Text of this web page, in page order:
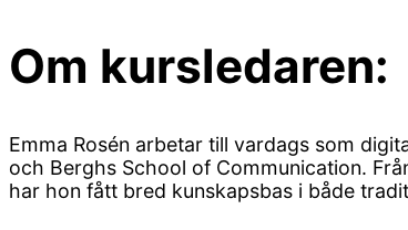
Om kursledaren:
Emma Rosén arbetar till vardags som
och Berghs School of Communication.
har hon fått bred kunskapsbas i både